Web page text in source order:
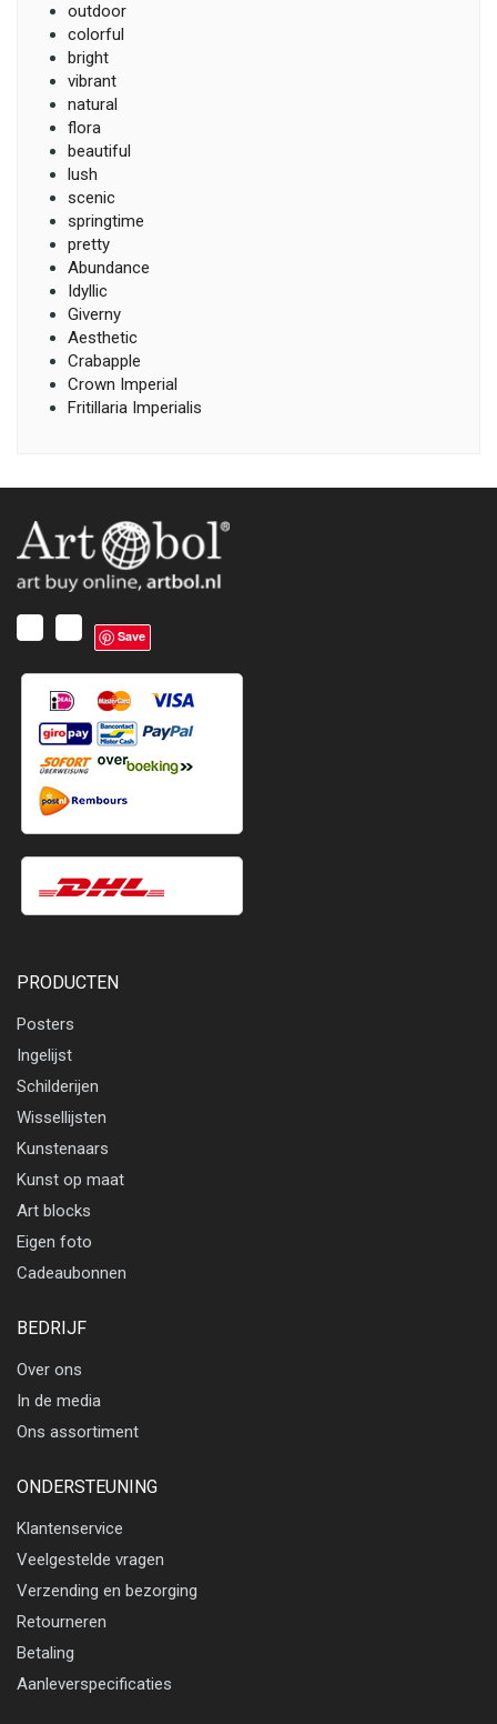
outdoor
colorful
bright
vibrant
natural
flora
beautiful
lush
scenic
springtime
pretty
Abundance
Idyllic
Giverny
Aesthetic
Crabapple
Crown Imperial
Fritillaria Imperialis
Save
PRODUCTEN
Posters
Ingelijst
Schilderijen
Wissellijsten
Kunstenaars
Kunst op maat
Art blocks
Eigen foto
Cadeaubonnen
BEDRIJF
Over ons
In de media
Ons assortiment
ONDERSTEUNING
Klantenservice
Veelgestelde vragen
Verzending en bezorging
Retourneren
Betaling
Aanleverspecificaties